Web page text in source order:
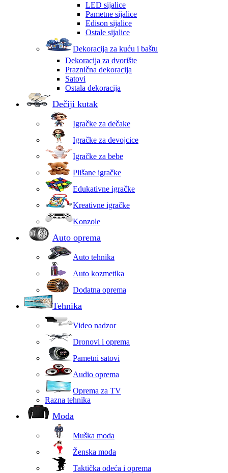
LED sijalice
Pametne sijalice
Edison sijalice
Ostale sijalice
Dekoracija za kuću i baštu
Dekoracija za dvorište
Praznična dekoracija
Satovi
Ostala dekoracija
Dečiji kutak
Igračke za dečake
Igračke za devojcice
Igračke za bebe
Plišane igračke
Edukativne igračke
Kreativne igračke
Konzole
Auto oprema
Auto tehnika
Auto kozmetika
Dodatna oprema
Tehnika
Video nadzor
Dronovi i oprema
Pametni satovi
Audio oprema
Oprema za TV
Razna tehnika
Moda
Muška moda
Ženska moda
Taktička odeća i oprema